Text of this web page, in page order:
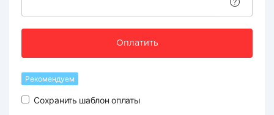
Оплатить
Рекомендуем
Сохранить шаблон оплаты